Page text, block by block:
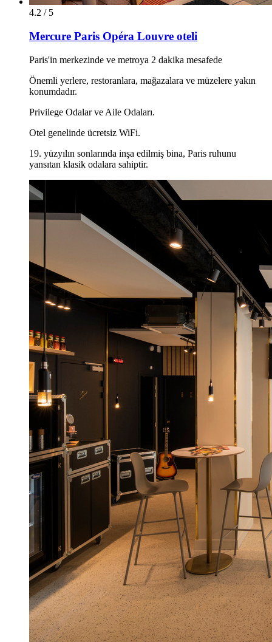
4.2 / 5
Mercure Paris Opéra Louvre oteli
Paris'in merkezinde ve metroya 2 dakika mesafede
Önemli yerlere, restoranlara, mağazalara ve müzelere yakın
konumdadır.
Privilege Odalar ve Aile Odaları.
Otel genelinde ücretsiz WiFi.
19. yüzyılın sonlarında inşa edilmiş bina, Paris ruhunu
yansıtan klasik odalara sahiptir.